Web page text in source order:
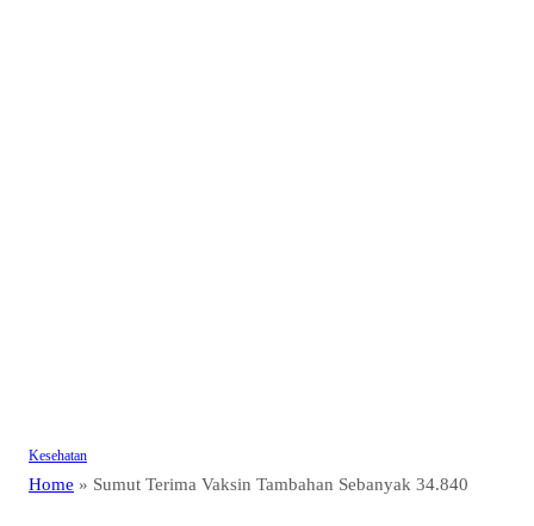
Kesehatan
Home » Sumut Terima Vaksin Tambahan Sebanyak 34.840